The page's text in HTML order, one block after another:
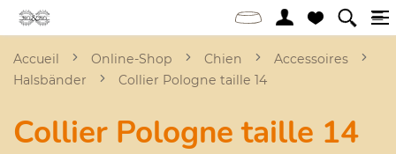
Accueil Online-Shop Chien
Accessoires
Halsbänder
Collier Pologne taille 14
Collier Pologne taille 14